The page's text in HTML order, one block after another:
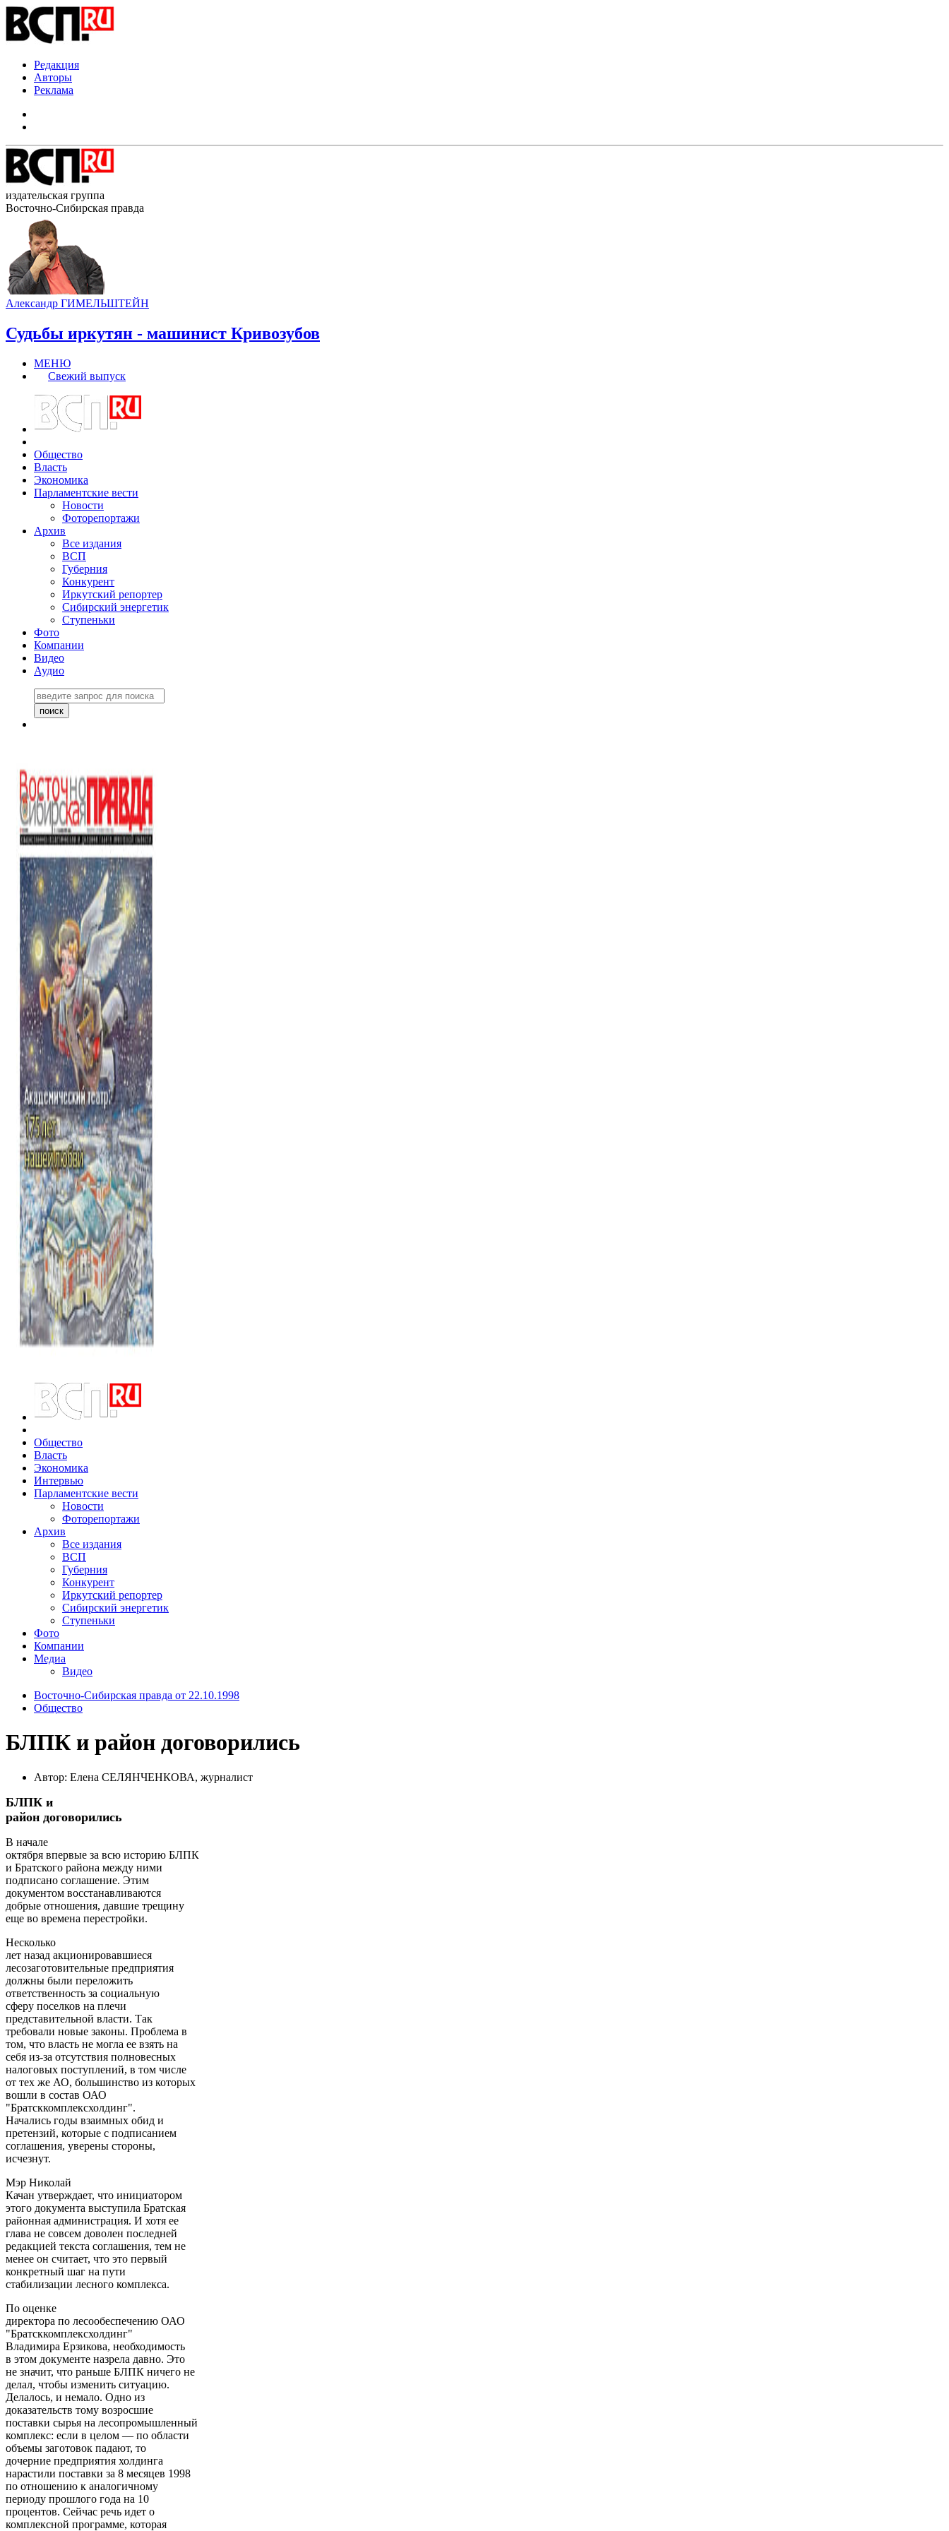
Редакция
Авторы
Реклама
издательская группа
Восточно-Сибирская правда
Александр ГИМЕЛЬШТЕЙН
Судьбы иркутян - машинист Кривозубов
МЕНЮ
Свежий выпуск
Общество
Власть
Экономика
Парламентские вести
Новости
Фоторепортажи
Архив
Все издания
ВСП
Губерния
Конкурент
Иркутский репортер
Сибирский энергетик
Ступеньки
Фото
Компании
Видео
Аудио
Общество
Власть
Экономика
Интервью
Парламентские вести
Новости
Фоторепортажи
Архив
Все издания
ВСП
Губерния
Конкурент
Иркутский репортер
Сибирский энергетик
Ступеньки
Фото
Компании
Медиа
Видео
Восточно-Сибирская правда от 22.10.1998
Общество
БЛПК и район договорились
Автор: Елена СЕЛЯНЧЕНКОВА, журналист
БЛПК и
район договорились
В начале
октября впервые за всю историю БЛПК
и Братского района между ними
подписано соглашение. Этим
документом восстанавливаются
добрые отношения, давшие трещину
еще во времена перестройки.
Несколько
лет назад акционировавшиеся
лесозаготовительные предприятия
должны были переложить
ответственность за социальную
сферу поселков на плечи
представительной власти. Так
требовали новые законы. Проблема в
том, что власть не могла ее взять на
себя из-за отсутствия полновесных
налоговых поступлений, в том числе
от тех же АО, большинство из которых
вошли в состав ОАО
"Братсккомплексхолдинг".
Начались годы взаимных обид и
претензий, которые с подписанием
соглашения, уверены стороны,
исчезнут.
Мэр Николай
Качан утверждает, что инициатором
этого документа выступила Братская
районная администрация. И хотя ее
глава не совсем доволен последней
редакцией текста соглашения, тем не
менее он считает, что это первый
конкретный шаг на пути
стабилизации лесного комплекса.
По оценке
директора по лесообеспечению ОАО
"Братсккомплексхолдинг"
Владимира Ерзикова, необходимость
в этом документе назрела давно. Это
не значит, что раньше БЛПК ничего не
делал, чтобы изменить ситуацию.
Делалось, и немало. Одно из
доказательств тому возросшие
поставки сырья на лесопромышленный
комплекс: если в целом — по области
объемы заготовок падают, то
дочерние предприятия холдинга
нарастили поставки за 8 месяцев 1998
по отношению к аналогичному
периоду прошлого года на 10
процентов. Сейчас речь идет о
комплексной программе, которая